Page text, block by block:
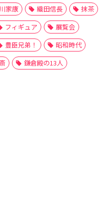
家康 織田信長
抹茶
フィギュア
展覧会
豊臣兄弟！
昭和時代
鎌倉殿の13人